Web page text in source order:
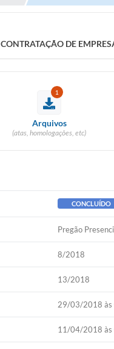
CONTRATAÇÃO DE
1
Arquivos
(atas, homologações, etc)
CONCLUÍDO
Pregão
8/2018
13/2018
29/03/2018 às
11/04/2018 às